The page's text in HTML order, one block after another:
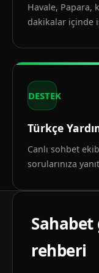
Havale, Papara,
dakikalar içinde
DESTEK
Türkçe
Canlı sohbet
sorularınıza
rehberi